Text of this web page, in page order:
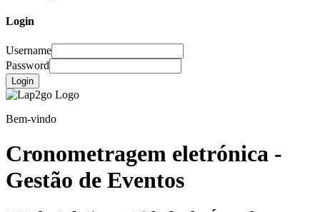
Login
Username
Password
Login
Bem-vindo
Cronometragem eletrónica -
Gestão de Eventos